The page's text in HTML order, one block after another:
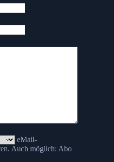
eMail-
Auch möglich: Abo